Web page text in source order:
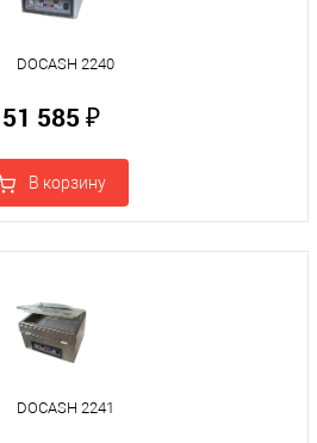
DOCASH 2240
51 585 ₽
В корзину
DOCASH 2241